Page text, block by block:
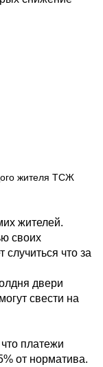
жителя ТСЖ
жителей.
своих
случиться что за
двери
свести на
платежи
от норматива.